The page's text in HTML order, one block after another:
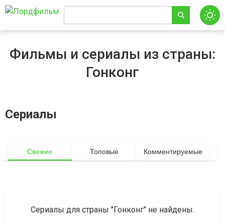
Фильмы и сериалы из страны:
Гонконг
Сериалы
Свежие Топовые Комментируемые
Сериалы для страны "Гонконг" не найдены.